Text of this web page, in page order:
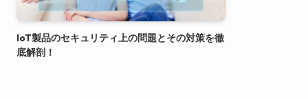
IoT製品のセキュリティ上の問題とその対策を徹
底解剖！